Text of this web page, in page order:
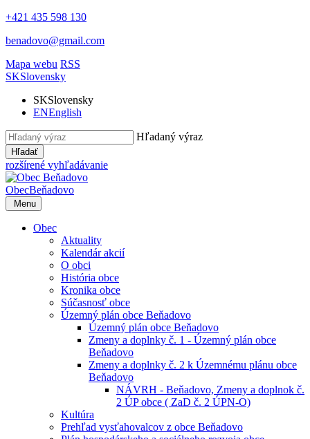
+421 435 598 130
benadovo@gmail.com
Mapa webu RSS
SKSlovensky
SKSlovensky
ENEnglish
Hľadaný výraz
Hľadať
rozšírené vyhľadávanie
ObecBeňadovo
Menu
Obec
Aktuality
Kalendár akcií
O obci
História obce
Kronika obce
Súčasnosť obce
Územný plán obce Beňadovo
Územný plán obce Beňadovo
Zmeny a doplnky č. 1 - Územný plán obce
Beňadovo
Zmeny a doplnky č. 2 k Územnému plánu obce
Beňadovo
NÁVRH - Beňadovo, Zmeny a doplnok č.
2 ÚP obce ( ZaD č. 2 ÚPN-O)
Kultúra
Prehľad vysťahovalcov z obce Beňadovo